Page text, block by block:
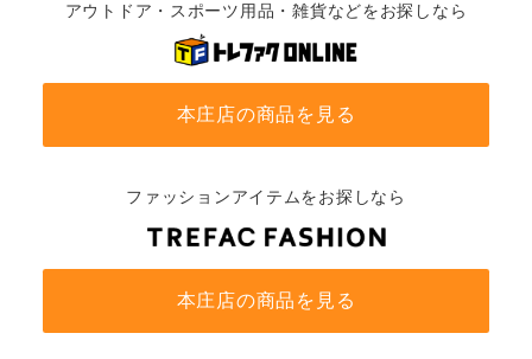
アウトドア・スポーツ用品・雑貨などをお探しなら
本庄店の商品を見る
ファッションアイテムをお探しなら
本庄店の商品を見る